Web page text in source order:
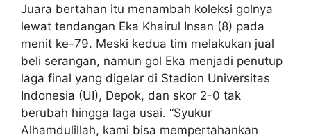
Juara bertahan itu menambah koleksi golnya
lewat tendangan Eka Khairul Insan (8) pada
menit ke-79. Meski kedua tim melakukan jual
beli serangan, namun gol Eka menjadi penutup
laga final yang digelar di Stadion Universitas
Indonesia (UI), Depok, dan skor 2-0 tak
berubah hingga laga usai. “Syukur
Alhamdulillah, kami bisa mempertahankan